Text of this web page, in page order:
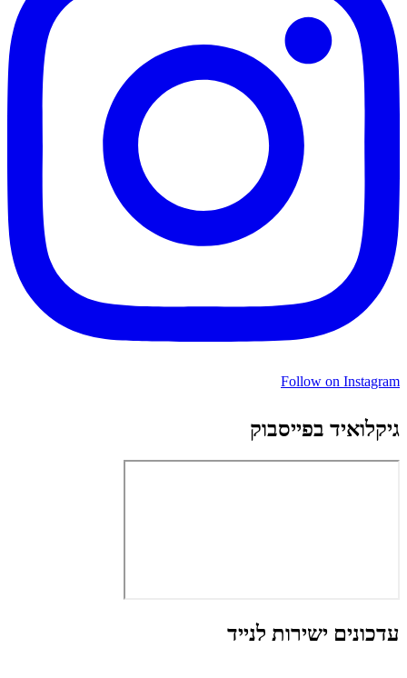
Follow on Instagram
גיקלואיד בפייסבוק
עדכונים ישירות לנייד